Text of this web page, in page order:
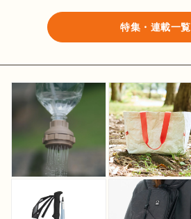
特集・連載一覧